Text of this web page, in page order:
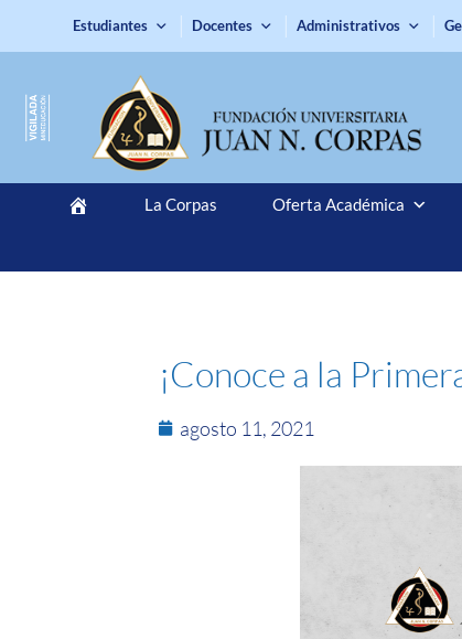
Estudiantes Docentes Administrativos
La Corpas Oferta Académica
¡Conoce a la
agosto 11, 2021